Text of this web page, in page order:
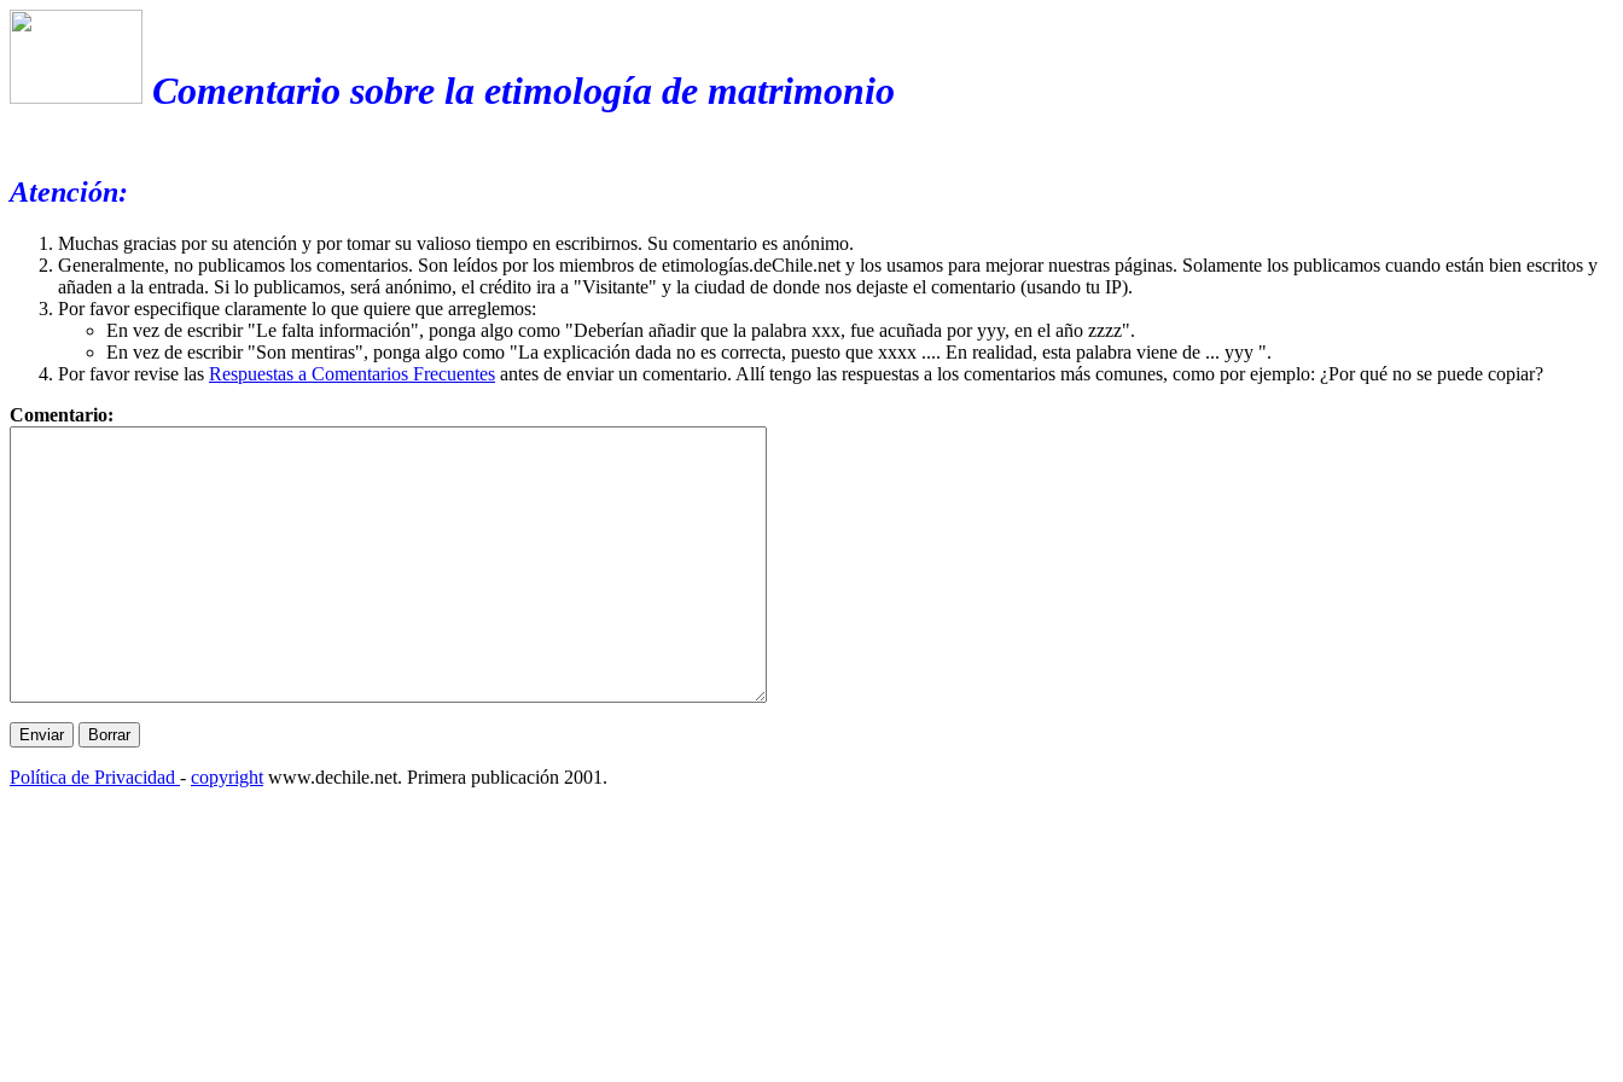
Comentario sobre la etimología de matrimonio
Atención:
Muchas gracias por su atención y por tomar su valioso tiempo en escribirnos. Su comentario es anónimo.
Generalmente, no publicamos los comentarios. Son leídos por los miembros de etimologías.deChile.net y los usamos para mejorar nuestras páginas. Solamente los publicamos cuando están bien escritos y
añaden a la entrada. Si lo publicamos, será anónimo, el crédito ira a "Visitante" y la ciudad de donde nos dejaste el comentario (usando tu IP).
Por favor especifique claramente lo que quiere que arreglemos:
En vez de escribir "Le falta información", ponga algo como "Deberían añadir que la palabra xxx, fue acuñada por yyy, en el año zzzz".
En vez de escribir "Son mentiras", ponga algo como "La explicación dada no es correcta, puesto que xxxx .... En realidad, esta palabra viene de ... yyy ".
Por favor revise las Respuestas a Comentarios Frecuentes antes de enviar un comentario. Allí tengo las respuestas a los comentarios más comunes, como por ejemplo: ¿Por qué no se puede copiar?
Comentario:
Política de Privacidad - copyright www.dechile.net. Primera publicación 2001.